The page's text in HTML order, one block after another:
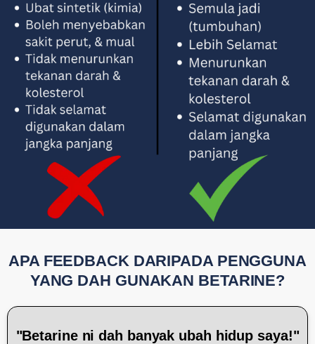
APA FEEDBACK DARIPADA PENGGUNA
YANG DAH GUNAKAN BETARINE?
Betarine ni dah banyak ubah hidup saya!